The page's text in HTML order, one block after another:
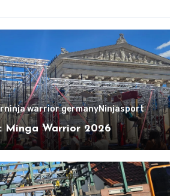
ninja warrior germanyNinjasport
Minga Warrior 2026